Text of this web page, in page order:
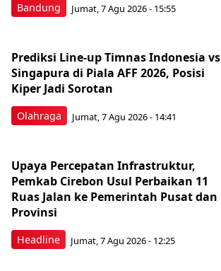
Bandung Jumat, 7 Agu 2026 - 15:55
Olahraga
Prediksi Line-up Timnas Indonesia vs
Singapura di Piala AFF 2026, Posisi
Kiper Jadi Sorotan
Jumat, 7 Agu 2026 - 14:41
Headline
Upaya Percepatan Infrastruktur,
Pemkab Cirebon Usul Perbaikan 11
Ruas Jalan ke Pemerintah Pusat dan
Provinsi
Jumat, 7 Agu 2026 - 12:25